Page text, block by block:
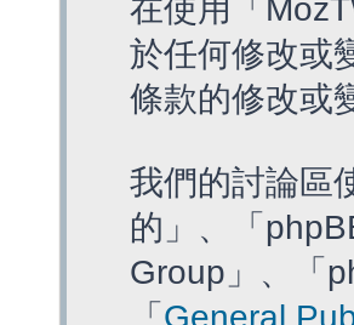
在使用「
於任何修改或
條款的修改或
我們的討論區
的」、「
Group」、「
「 General